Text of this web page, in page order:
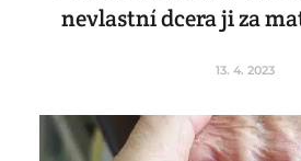
nevlastní dcera ji za
13. 4. 2023